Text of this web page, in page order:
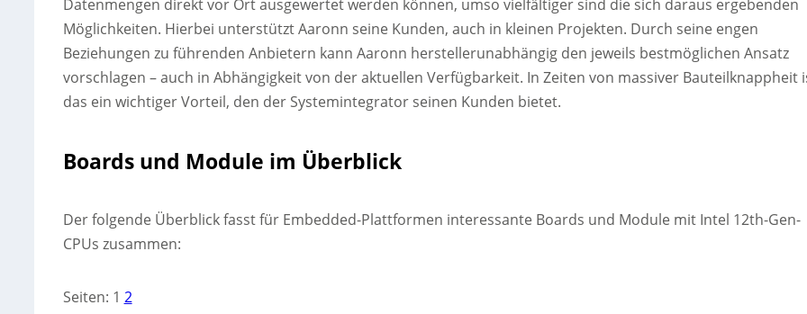
Datenmengen direkt vor Ort ausgewertet werden können, umso vielfältiger sind die sich daraus ergebenden
Möglichkeiten. Hierbei unterstützt Aaronn seine Kunden, auch in kleinen Projekten. Durch seine engen
Beziehungen zu führenden Anbietern kann Aaronn herstellerunabhängig den jeweils bestmöglichen Ansatz
vorschlagen – auch in Abhängigkeit von der aktuellen Verfügbarkeit. In Zeiten von massiver Bauteilknappheit
das ein wichtiger Vorteil, den der Systemintegrator seinen Kunden bietet.
Boards und Module im Überblick
Der folgende Überblick fasst für Embedded-Plattformen interessante Boards und Module mit Intel 12th-Gen-
CPUs zusammen:
Seiten: 1 2